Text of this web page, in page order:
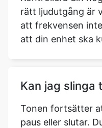
rätt ljudutgång är
att frekvensen
att din enhet ska
Kan jag slinga
Tonen fortsätter
paus eller slutar.